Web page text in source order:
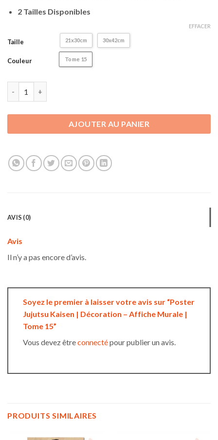
2 Tailles Disponibles
Taille 21x30cm 30x42cm
Couleur Tome 15
EFFACER
AJOUTER AU PANIER
AVIS (0)
Avis
Il n’y a pas encore d’avis.
Soyez le premier à laisser votre avis sur “Poster
Jujutsu Kaisen | Décoration – Affiche Murale |
Tome 15”
Vous devez êtreconnectépour publier un avis.
PRODUITS SIMILAIRES